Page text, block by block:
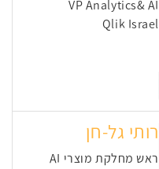
VP Analytics& AI
Qlik Israel
רותי גל-חן
ראש מחלקת מוצרי AI